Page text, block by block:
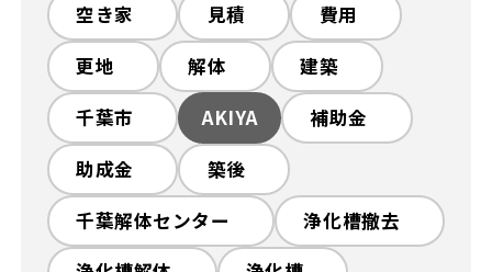
会社概要 スタッフ紹介
施工事例 相談会/イベント
現場ブログ
補助金情報 空き家対策
空き家
見積
費用
更地
解体
建築
千葉市
AKIYA
補助金
助成金
築後
千葉解体センター
浄化槽撤去